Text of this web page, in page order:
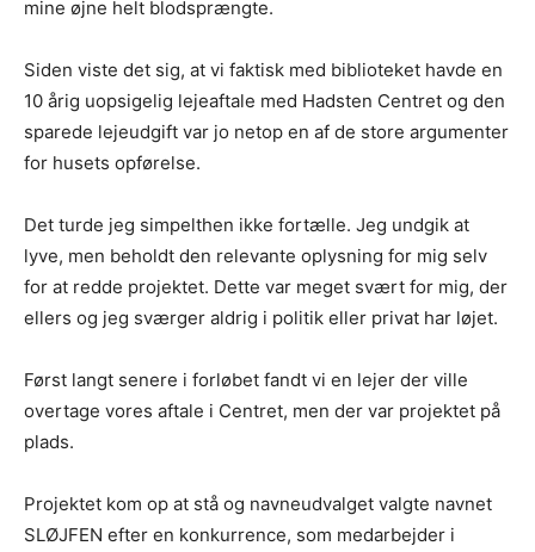
mine øjne helt blodsprængte.
Siden viste det sig, at vi faktisk med biblioteket havde en
10 årig uopsigelig lejeaftale med Hadsten Centret og den
sparede lejeudgift var jo netop en af de store argumenter
for husets opførelse.
Det turde jeg simpelthen ikke fortælle. Jeg undgik at
lyve, men beholdt den relevante oplysning for mig selv
for at redde projektet. Dette var meget svært for mig, der
ellers og jeg sværger aldrig i politik eller privat har løjet.
Først langt senere i forløbet fandt vi en lejer der ville
overtage vores aftale i Centret, men der var projektet på
plads.
Projektet kom op at stå og navneudvalget valgte navnet
SLØJFEN efter en konkurrence, som medarbejder i